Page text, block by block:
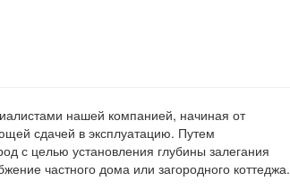
нашей компанией, начиная от
сдачей в эксплуатацию. Путем
с целью установления глубины залегания
частного дома или загородного коттеджа.